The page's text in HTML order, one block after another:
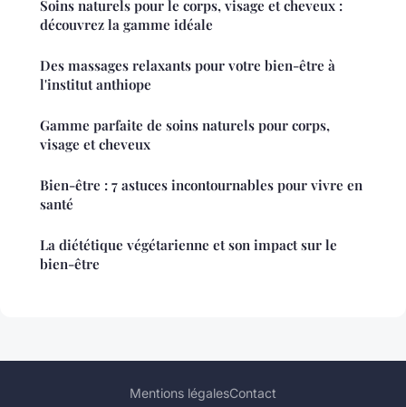
Soins naturels pour le corps, visage et cheveux :
découvrez la gamme idéale
Des massages relaxants pour votre bien-être à
l'institut anthiope
Gamme parfaite de soins naturels pour corps,
visage et cheveux
Bien-être : 7 astuces incontournables pour vivre en
santé
La diététique végétarienne et son impact sur le
bien-être
Mentions légalesContact